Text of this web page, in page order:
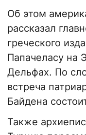
Об этом
рассказал
греческого
Папачеласу на
Дельфах. По
встреча
Байдена
Также